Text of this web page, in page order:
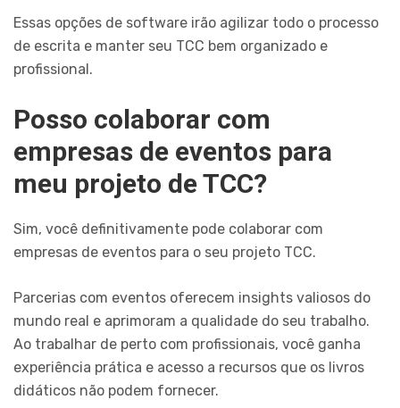
Essas opções de software irão agilizar todo o processo
de escrita e manter seu TCC bem organizado e
profissional.
Posso colaborar com
empresas de eventos para
meu projeto de TCC?
Sim, você definitivamente pode colaborar com
empresas de eventos para o seu projeto TCC.
Parcerias com eventos oferecem insights valiosos do
mundo real e aprimoram a qualidade do seu trabalho.
Ao trabalhar de perto com profissionais, você ganha
experiência prática e acesso a recursos que os livros
didáticos não podem fornecer.